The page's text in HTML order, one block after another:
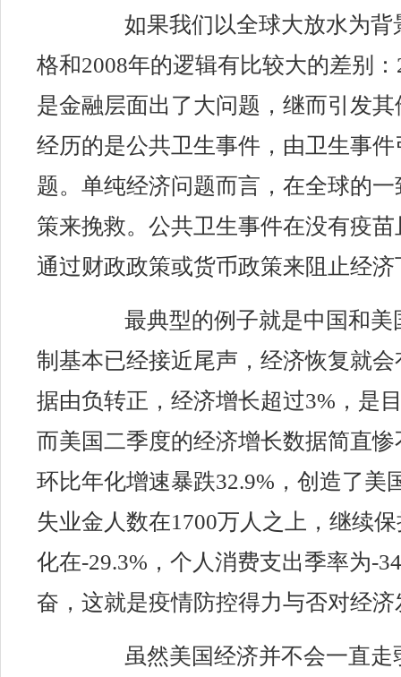
如果我们以全球大放水为
格和2008年的逻辑有比较大的差别
是金融层面出了大问题，继而引发
经历的是公共卫生事件，由卫生事
题。单纯经济问题而言，在全球的
策来挽救。公共卫生事件在没有疫
通过财政政策或货币政策来阻止经
最典型的例子就是中国和
制基本已经接近尾声， 经济恢复就会
据由负转正，经济增长超过3%，是
而美国二季度的经济增长数据简直
环比年化增速暴跌32.9%，创造了美
失业金人数在1700万人之上，继续
化在-29.3%，个人消费支出季率为-
奋，这就是疫情防控得力与否对经
虽然美国经济并不会一直